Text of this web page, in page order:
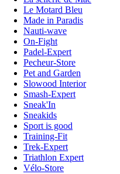
Le Motard Bleu
Made in Paradis
Nauti-wave
On-Fight
Padel-Expert
Pecheur-Store
Pet and Garden
Slowood Interior
Smash-Expert
Sneak'In
Sneakids
Sport is good
Training-Fit
Trek-Expert
Triathlon Expert
Vélo-Store